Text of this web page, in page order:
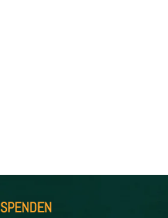
SPENDEN